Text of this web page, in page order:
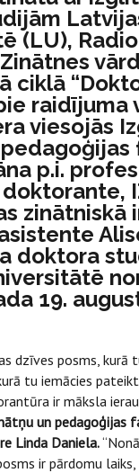
(LU),
ciklā
raidījuma
viesojās
p.i.
zinātniskā
doktora
19.
dzīves posms, kurā
tu iemācies
ir māksla
un pedagoģijas
Linda Daniela.
ir pārdomu